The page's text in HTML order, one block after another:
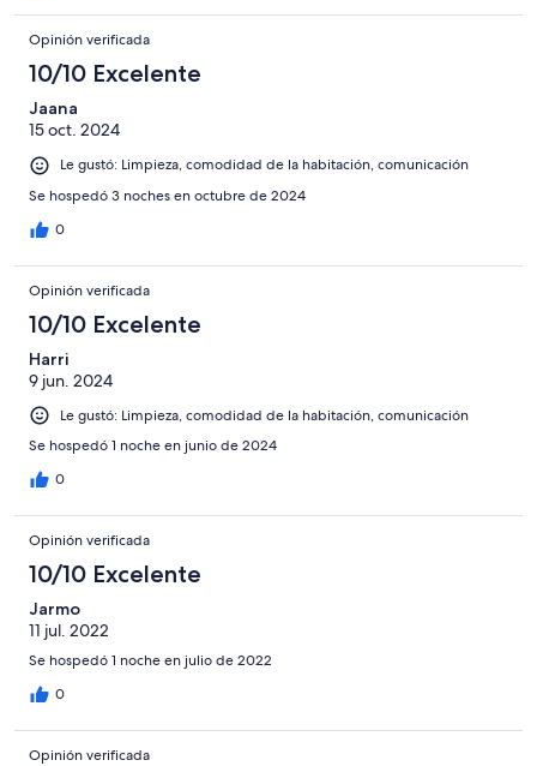
Opinión verificada
10/10 Excelente
Jaana
15 oct. 2024
Le gustó: Limpieza, comodidad de la habitación, comunicación
Se hospedó 3 noches en octubre de 2024
0
Opinión verificada
10/10 Excelente
Harri
9 jun. 2024
Le gustó: Limpieza, comodidad de la habitación, comunicación
Se hospedó 1 noche en junio de 2024
0
Opinión verificada
10/10 Excelente
Jarmo
11 jul. 2022
Se hospedó 1 noche en julio de 2022
0
Opinión verificada